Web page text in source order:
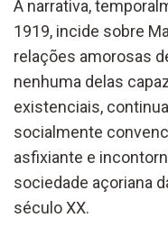
A narrativa,
1919, incide sobre
relações amorosas
nenhuma delas
existenciais,
socialmente
asfixiante e
sociedade açoriana
século XX.